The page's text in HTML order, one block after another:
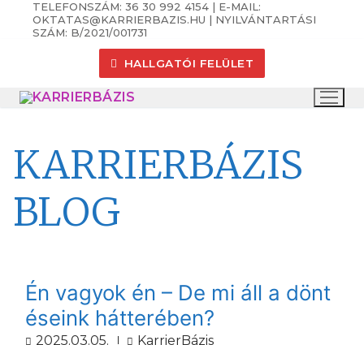
UgrásTELEFONSZÁM: 36 30 992 4154 | E-MAIL:
OKTATAS@KARRIERBAZIS.HU | NYILVÁNTARTÁSI
SZÁM: B/2021/001731
HALLGATÓI FELÜLET
KARRIERBÁZIS
BLOG
Én vagyok én – De mi áll a dönt
éseink hátterében?
2025.03.05. KarrierBázis